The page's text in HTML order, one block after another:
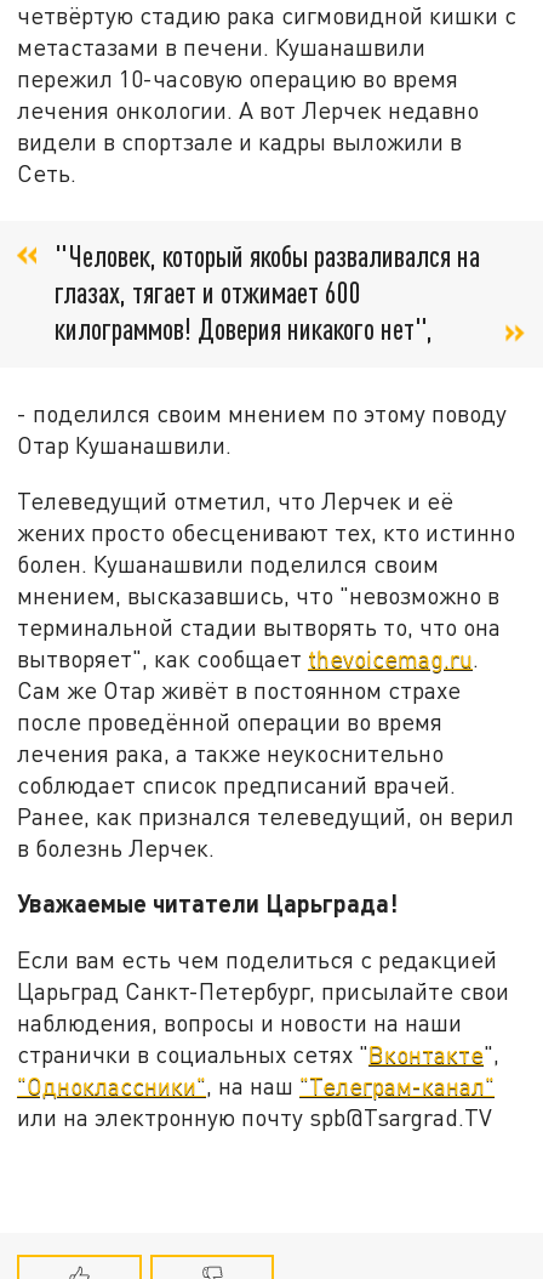
четвёртую стадию рака сигмовидной кишки с
метастазами в печени. Кушанашвили
пережил 10-часовую операцию во время
лечения онкологии. А вот Лерчек недавно
видели в спортзале и кадры выложили в
Сеть.
"Человек, который якобы разваливался на
глазах, тягает и отжимает 600
килограммов! Доверия никакого нет",
- поделился своим мнением по этому поводу
Отар Кушанашвили.
Телеведущий отметил, что Лерчек и её
жених просто обесценивают тех, кто истинно
болен. Кушанашвили поделился своим
мнением, высказавшись, что "невозможно в
терминальной стадии вытворять то, что она
вытворяет", как сообщает thevoicemag.ru.
Сам же Отар живёт в постоянном страхе
после проведённой операции во время
лечения рака, а также неукоснительно
соблюдает список предписаний врачей.
Ранее, как признался телеведущий, он верил
в болезнь Лерчек.
Уважаемые читатели Царьграда!
Если вам есть чем поделиться с редакцией
Царьград Санкт-Петербург, присылайте свои
наблюдения, вопросы и новости на наши
странички в социальных сетях "Вконтакте",
"Одноклассники", на наш "Телеграм-канал"
или на электронную почту spb@Tsargrad.TV